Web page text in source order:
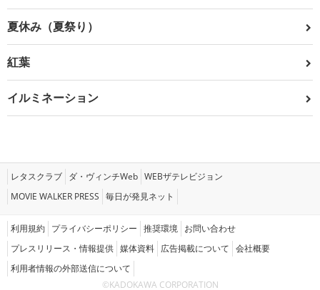
夏休み（夏祭り）
紅葉
イルミネーション
レタスクラブ ダ・ヴィンチWeb WEBザテレビジョン
MOVIE WALKER PRESS 毎日が発見ネット
利用規約 プライバシーポリシー 推奨環境 お問い合わせ
プレスリリース・情報提供 媒体資料 広告掲載について 会社概要
利用者情報の外部送信について
©KADOKAWA CORPORATION